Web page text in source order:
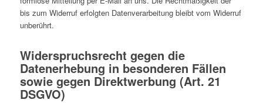
bis zum Widerruf erfolgten Datenverarbeitung bleibt vom Widerruf
unberührt.
Widerspruchsrecht gegen die
Datenerhebung in besonderen Fällen
sowie gegen Direktwerbung (Art. 21
DSGVO)